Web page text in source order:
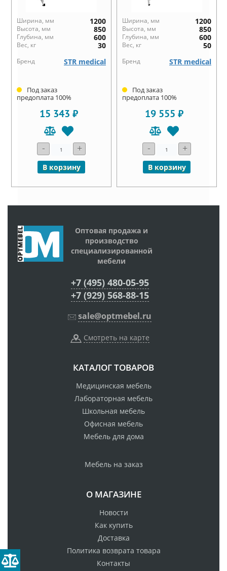
Ширина, мм 1200
Высота, мм 850
Глубина, мм 600
Вес, кг 30
Бренд STR medical
Под заказ
предоплата 100%
15 343 ₽
- +
В корзину
Ширина, мм 1200
Высота, мм 850
Глубина, мм 600
Вес, кг 50
Бренд STR medical
Под заказ
предоплата 100%
19 555 ₽
- +
В корзину
Оптовая продажа и
производство
специализированной
мебели
+7 (495) 480-05-95
+7 (929) 568-88-15
sale@optmebel.ru
Смотреть на карте
КАТАЛОГ ТОВАРОВ
Медицинская мебель
Лабораторная мебель
Школьная мебель
Офисная мебель
Мебель для дома
Мебель на заказ
О МАГАЗИНЕ
Новости
Как купить
Доставка
Политика возврата товара
Контакты